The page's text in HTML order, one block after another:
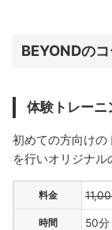
BEYONDの
体験トレーニ
初めての方向けの
を行いオリジナル
料金
時間 50分